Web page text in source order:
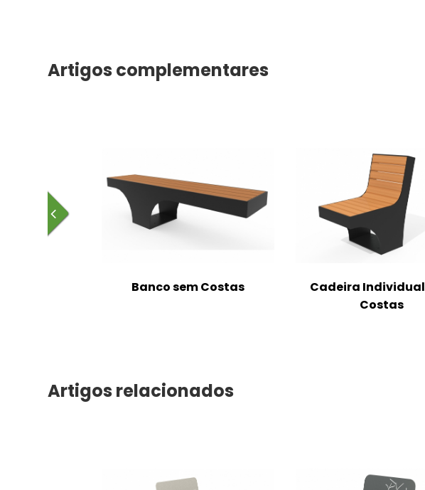
Artigos complementares
Banco sem Costas
Cadeira
Costas
Artigos relacionados